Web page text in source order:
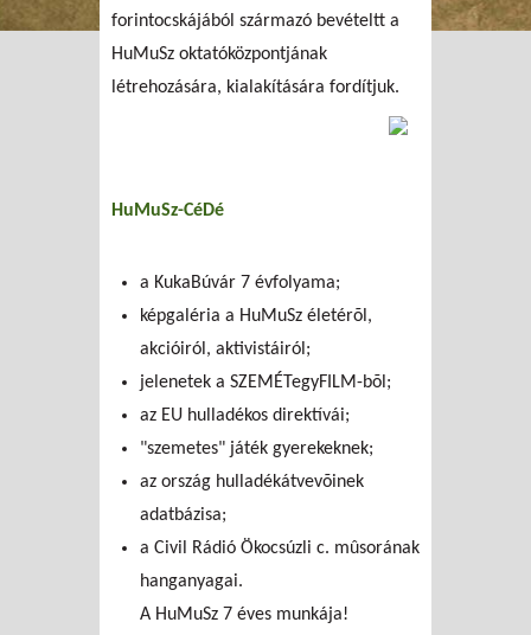
forintocskájából származó bevételtt a
HuMuSz oktatóközpontjának
létrehozására, kialakítására fordítjuk.
HuMuSz-CéDé
a KukaBúvár 7 évfolyama;
képgaléria a HuMuSz életérõl,
akcióiról, aktivistáiról;
jelenetek a SZEMÉTegyFILM-bõl;
az EU hulladékos direktívái;
"szemetes" játék gyerekeknek;
az ország hulladékátvevõinek
adatbázisa;
a Civil Rádió Ökocsúzli c. mûsorának
hanganyagai.
A HuMuSz 7 éves munkája!